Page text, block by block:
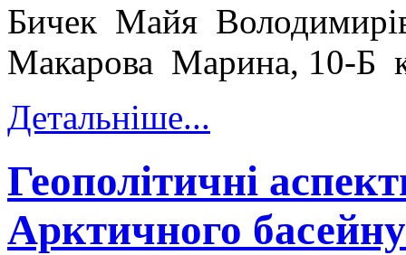
Бичек Майя
Макарова Марина, 10-Б
Детальніше...
Геополітичні
Арктичного басейну